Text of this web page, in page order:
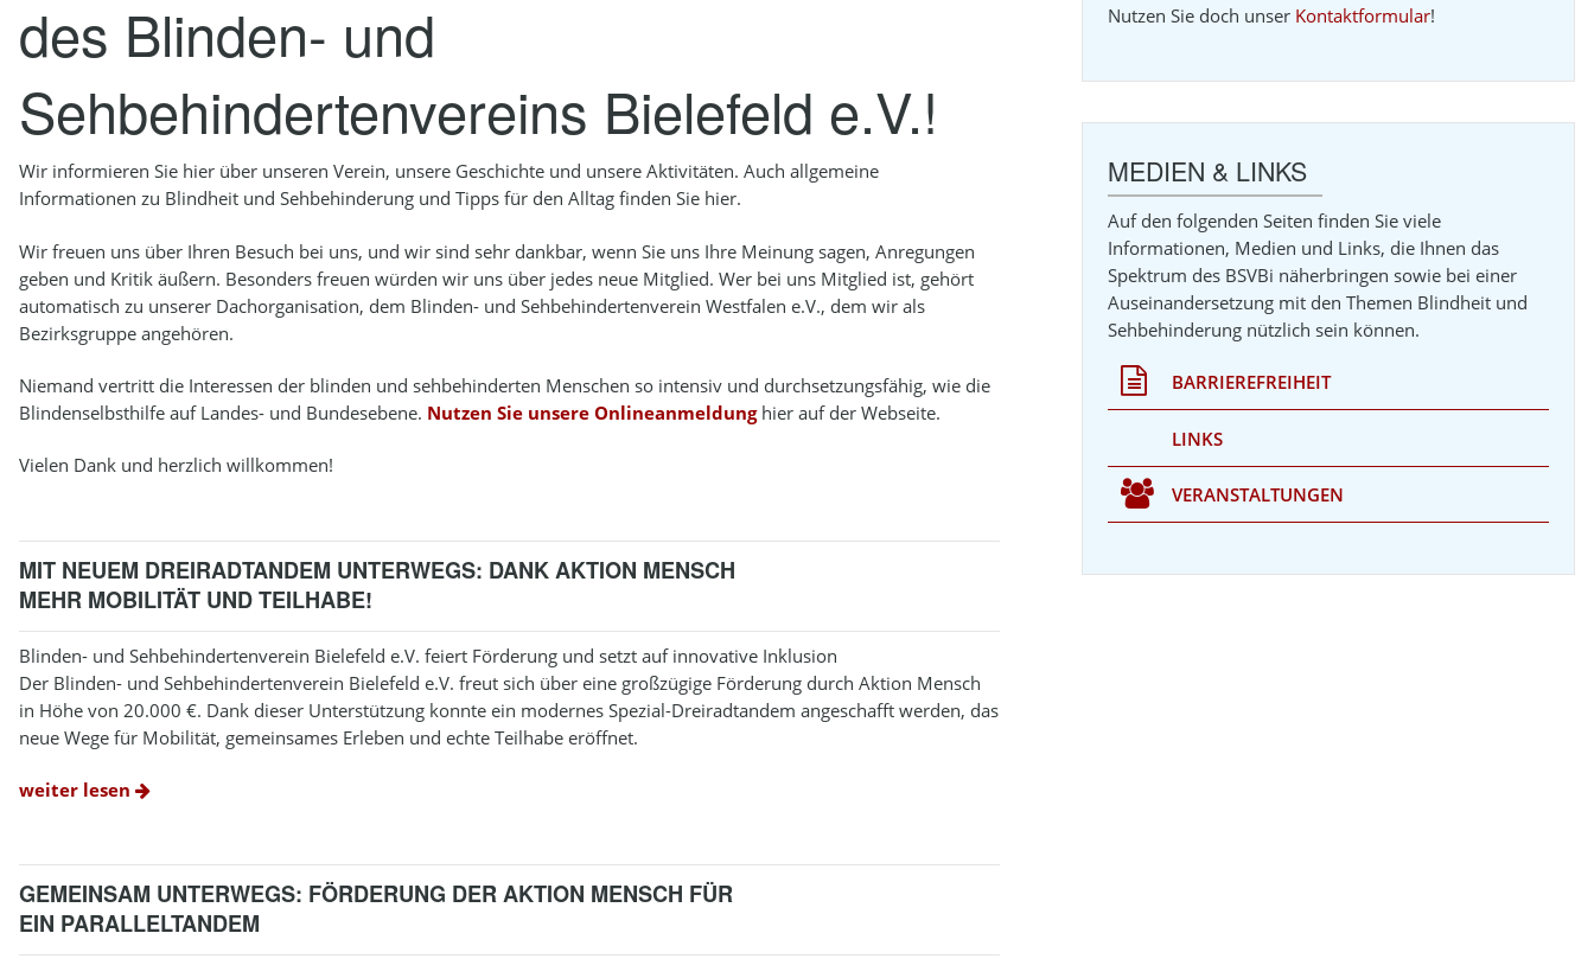
2.5
HISTORIE
2.6
HEDWIG BRAUNS 5.1.6
WEITERE AUGENERKRANKUNGEN
des Blinden- und
Sehbehindertenvereins Bielefeld e.V.!
Wir informieren Sie hier über unseren Verein, unsere Geschichte und unsere Aktivitäten. Auch allgemeine
Informationen zu Blindheit und Sehbehinderung und Tipps für den Alltag finden Sie hier.
Wir freuen uns über Ihren Besuch bei uns, und wir sind sehr dankbar, wenn Sie uns Ihre Meinung sagen, Anregungen
geben und Kritik äußern. Besonders freuen würden wir uns über jedes neue Mitglied. Wer bei uns Mitglied ist, gehört
automatisch zu unserer Dachorganisation, dem Blinden- und Sehbehindertenverein Westfalen e.V., dem wir als
Bezirksgruppe angehören.
Niemand vertritt die Interessen der blinden und sehbehinderten Menschen so intensiv und durchsetzungsfähig, wie die
Blindenselbsthilfe auf Landes- und Bundesebene. Nutzen Sie unsere Onlineanmeldunghier auf der Webseite.
Vielen Dank und herzlich willkommen!
MIT NEUEM DREIRADTANDEM UNTERWEGS: DANK AKTION MENSCH
MEHR MOBILITÄT UND TEILHABE!
Blinden- und Sehbehindertenverein Bielefeld e.V. feiert Förderung und setzt auf innovative Inklusion
Der Blinden- und Sehbehindertenverein Bielefeld e.V. freut sich über eine großzügige Förderung durch Aktion Mensch
in Höhe von 20.000 €. Dank dieser Unterstützung konnte ein modernes Spezial-Dreiradtandem angeschafft werden, das
neue Wege für Mobilität, gemeinsames Erleben und echte Teilhabe eröffnet.
weiter lesen
GEMEINSAM UNTERWEGS: FÖRDERUNG DER AKTION MENSCH FÜR
EIN PARALLELTANDEM
Nutzen Sie doch unser Kontaktformular!
MEDIEN & LINKS
Auf den folgenden Seiten finden Sie viele
Informationen, Medien und Links, die Ihnen das
Spektrum des BSVBi näherbringen sowie bei einer
Auseinandersetzung mit den Themen Blindheit und
Sehbehinderung nützlich sein können.
BARRIEREFREIHEIT
LINKS
VERANSTALTUNGEN